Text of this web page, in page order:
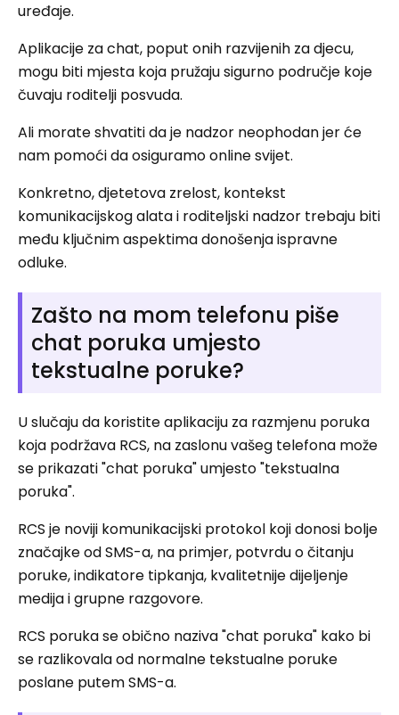
uređaje.
Aplikacije za chat, poput onih razvijenih za djecu,
mogu biti mjesta koja pružaju sigurno područje koje
čuvaju roditelji posvuda.
Ali morate shvatiti da je nadzor neophodan jer će
nam pomoći da osiguramo online svijet.
Konkretno, djetetova zrelost, kontekst
komunikacijskog alata i roditeljski nadzor trebaju biti
među ključnim aspektima donošenja ispravne
odluke.
Zašto na mom telefonu piše
chat poruka umjesto
tekstualne poruke?
U slučaju da koristite aplikaciju za razmjenu poruka
koja podržava RCS, na zaslonu vašeg telefona može
se prikazati "chat poruka" umjesto "tekstualna
poruka".
RCS je noviji komunikacijski protokol koji donosi bolje
značajke od SMS-a, na primjer, potvrdu o čitanju
poruke, indikatore tipkanja, kvalitetnije dijeljenje
medija i grupne razgovore.
RCS poruka se obično naziva "chat poruka" kako bi
se razlikovala od normalne tekstualne poruke
poslane putem SMS-a.